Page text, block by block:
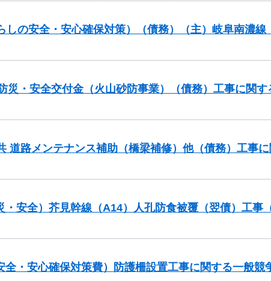
しの安全・安心確保対策）（債務）（主）岐阜南濃
・安全交付金（火山砂防事業）（債務）工事に関す
道路メンテナンス補助（橋梁補修）他（債務）工事
安全）芥見幹線（A14）人孔防食被覆（翌債）工事
・安心確保対策費）防護柵設置工事に関する一般競